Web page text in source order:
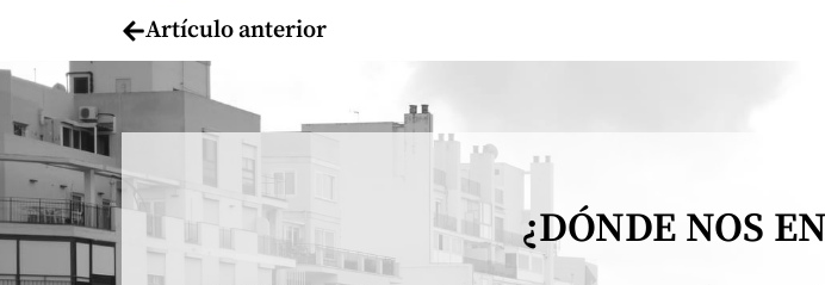
Artículo anterior
¿DÓNDE NOS